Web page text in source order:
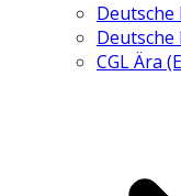
CGL Ära